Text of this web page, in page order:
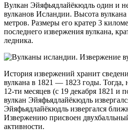
Вулкан Эйяфьядлайёкюдль один и
вулканов Исландии. Высота
метров. Размеры его кратер 3
последнего извержения вулкана,
ледника.
История извержений хранит
вулкана в 1821 — 1823 годы. Тогда,
12-ти месяцев (с 19 декабря 1821 и
вулкан Эйяфьядлайёкюдль
Эйяфьядлайёкюдль извергался
Извержению присвоен
активности.